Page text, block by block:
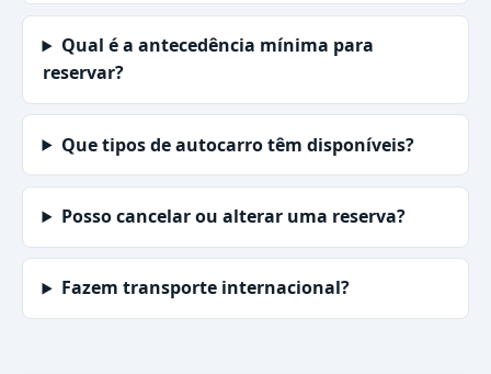
Qual é a antecedência mínima para
reservar?
Que tipos de autocarro têm disponíveis?
Posso cancelar ou alterar uma reserva?
Fazem transporte internacional?